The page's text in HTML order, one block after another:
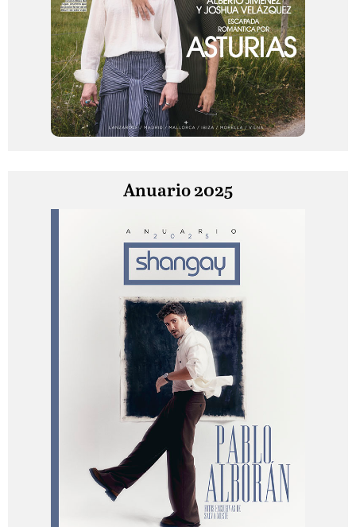
Anuario 2025